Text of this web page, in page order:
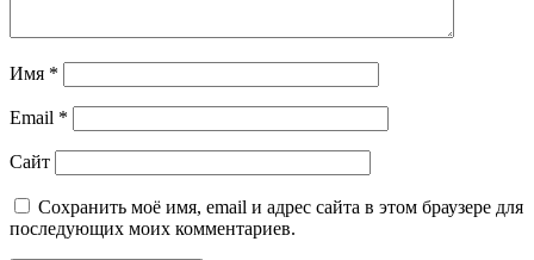
Имя *
Email *
Сайт
Сохранить моё имя, email и адрес сайта в этом браузере для
последующих моих комментариев.